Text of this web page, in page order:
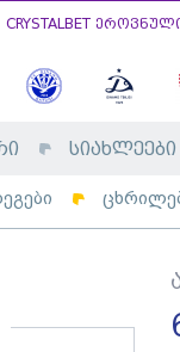
CRYSTALBET
სიახლეები